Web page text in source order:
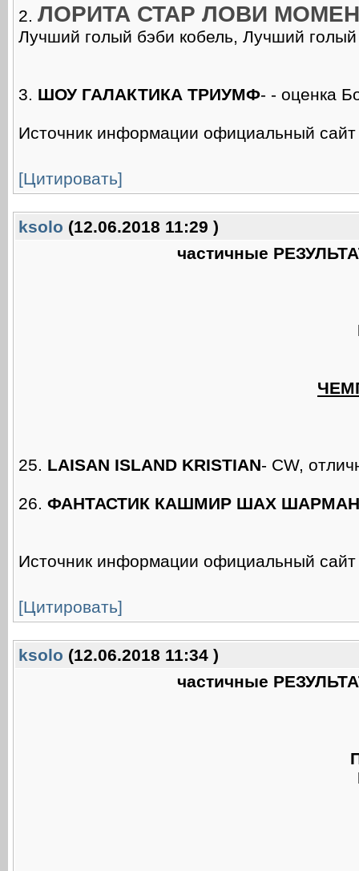
2. ЛОРИТА СТАР ЛОВИ
Лучший голый бэби кобель, Лучший
3. ШОУ ГАЛАКТИКА ТРИУМФ- - оценка
Источник информации официальный
[Цитировать]
ksolo (12.06.2018 11:29 )
частичные
25. LAISAN ISLAND KRISTIAN- CW,
26. ФАНТАСТИК КАШМИР ШАХ ШАРМАН
Источник информации официальный
[Цитировать]
ksolo (12.06.2018 11:34 )
частичные